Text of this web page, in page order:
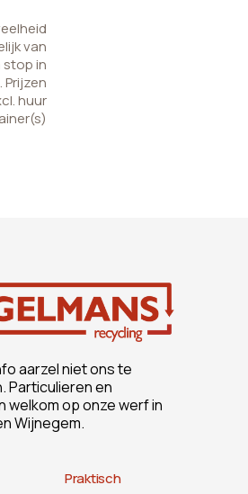
van
stop in
Prijzen
huur
aarzel niet ons te
Particulieren en
welkom op onze werf in
Wijnegem.
Praktisch